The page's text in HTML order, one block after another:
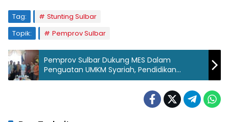
Tag:
Stunting Sulbar
Topik:
Pemprov Sulbar
Pemprov Sulbar Dukung MES Dalam
Penguatan UMKM Syariah, Pendidikan
Kewirausahaan Dan Akselerasi Pembiayaan